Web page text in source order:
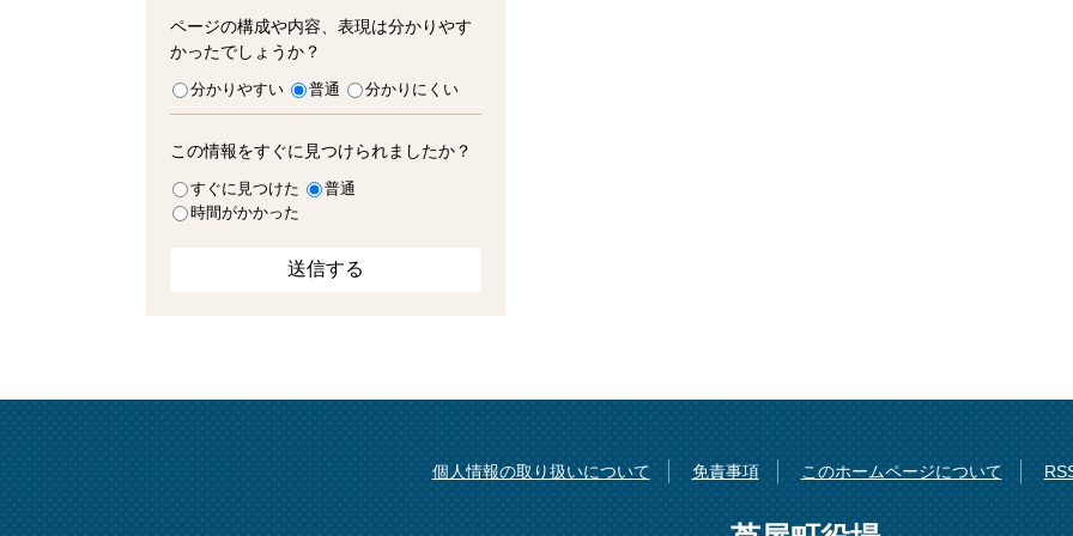
ページの構成や内容、表現は分かりやす
かったでしょうか？
分かりやすい 普通 分かりにくい
この情報をすぐに見つけられましたか？
すぐに見つけた
普通
時間がかかった
個人情報の取り扱いについて 免責事項 このホームページについて